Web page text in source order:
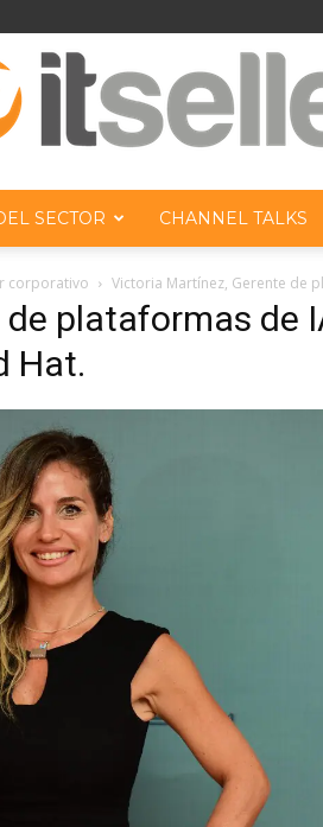
SECTOR CHANNEL TALKS
corporativo Victoria Martínez, Gerente de
plataformas de
Hat.